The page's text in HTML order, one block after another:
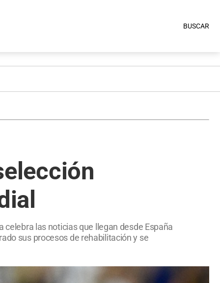
BUSCAR
las noticias que llegan desde España
sus procesos de rehabilitación y se